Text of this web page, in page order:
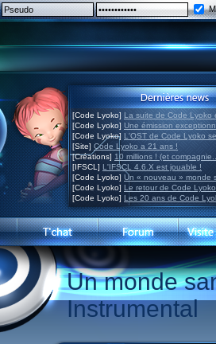
[Code Lyoko] La suite de Code Lyoko
[Code Lyoko] Une émission
[Code Lyoko] L'OST de Code Lyoko se
[Site] Code Lyoko a 21 ans !
[Créations] 10 millions ! (et compagnie...
[IFSCL] L'IFSCL 4.6.X est jouable !
[Code Lyoko] Un « nouveau » monde
[Code Lyoko] Le retour de Code
[Code Lyoko] Les 20 ans de Code
Un monde
Instrumental